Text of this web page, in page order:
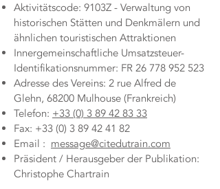
Aktivitätscode: 9103Z - Verwaltung von
historischen Stätten und Denkmälern und
ähnlichen touristischen Attraktionen
Innergemeinschaftliche Umsatzsteuer-
Identifikationsnummer: FR 26 778 952 523
Adresse des Vereins: 2 rue Alfred de
Glehn, 68200 Mulhouse (Frankreich)
Telefon: +33 (0) 3 89 42 83 33
Fax: +33 (0) 3 89 42 41 82
Email : message@citedutrain.com
Präsident / Herausgeber der Publikation:
Christophe Chartrain